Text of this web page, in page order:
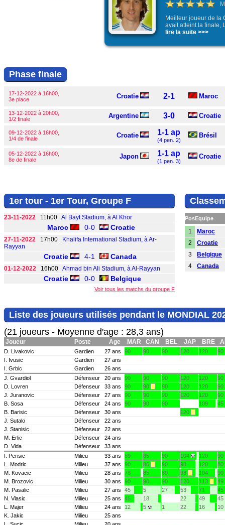
Meilleur joueur de la
avait atteint la finale,
lire la suite >>>
Phase finale
17-12-2022 à 16h00,
3e place
Croatie 2-1 Maroc
13-12-2022 à 20h00,
1/2 finale
Argentine 3-0 Croatie
09-12-2022 à 16h00,
1/4 de finale
Croatie 1-1 ap
(4 pen. 2)
Brésil
05-12-2022 à 16h00,
8e de finale
Japon 1-1 ap
(1 pen. 3)
Croatie
1er tour - 1er Tour, Groupe F
23-11-2022 11h00 Al Bayt Stadium, à Al Khor
Maroc 0-0 Croatie
27-11-2022 17h00
Khalifa International Stadium, à Ar-
Rayyan
Croatie 4-1 Canada
01-12-2022 16h00 Ahmad bin Ali Stadium, à Al-Rayyan
Croatie 0-0 Belgique
Voir tous les matchs du groupe F
PosEquipe
1
Maroc
2
Croatie
3
Belgique
4
Canada
Liste des joueurs utilisés pendant le MONDIAL
(21 joueurs - Moyenne d'age : 28,3 ans)
Joueur Poste Age MAR CAN BEL JAP BRE
D. Livakovic Gardien 27 ans 90 90 90 120 120
90
I. Ivusic
Gardien
27 ans
I. Grbic
Gardien
26 ans
J. Gvardiol
Défenseur 20 ans 90 90 90 120 120
90
D. Lovren
Défenseur 33 ans 90 90 90 120 120
90
J. Juranovic
Défenseur 27 ans 90 90 90 120 120
90
B. Sosa
Défenseur 24 ans 90 90 90 109
45
B. Barisic
Défenseur 30 ans
120
J. Sutalo
Défenseur
22 ans
J. Stanisic
Défenseur
22 ans
M. Erlic
Défenseur
24 ans
D. Vida
Défenseur
33 ans
I. Perisic
Milieu 33 ans 89 85 90 104 120
90
L. Modric
Milieu 37 ans 90 85 90 98 120
80
M. Kovacic
Milieu 28 ans 78 85 89 98 104
90
M. Brozovic
Milieu 30 ans 90 90 90 120 113
49
M. Pasalic
Milieu 27 ans 45 5 27 53 71
45
N. Vlasic
Milieu 25 ans 45 18 22 49
45
L. Majer
Milieu 24 ans 12 5 1 22 16
10
K. Jakic
Milieu
25 ans